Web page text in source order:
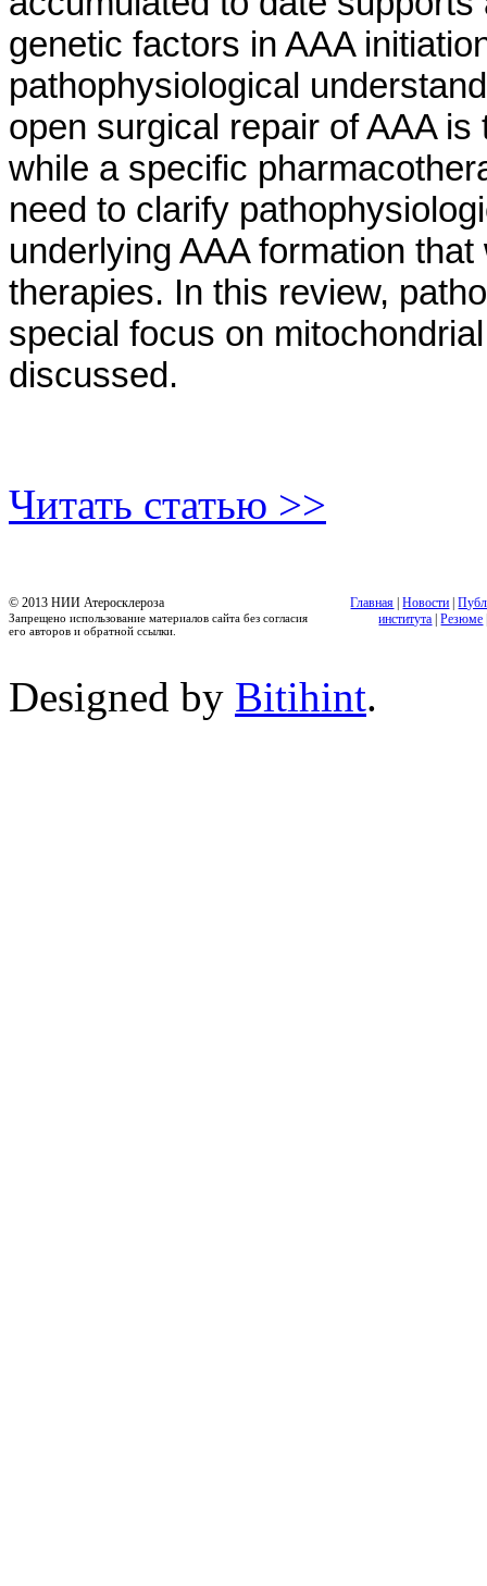
genetic factors in AAA
pathophysiological
open surgical repair of AAA
while a specific
need to clarify
underlying AAA formation
therapies. In this review,
special focus on
discussed.
Читать статью >>
© 2013 НИИ Атеросклероза
Запрещено использование материалов сайта без согласия
его авторов и обратной ссылки.
Главная |Новости |
института |Резюме
Designed by Bitihint.